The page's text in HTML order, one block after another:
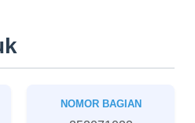
NOMOR BAGIAN